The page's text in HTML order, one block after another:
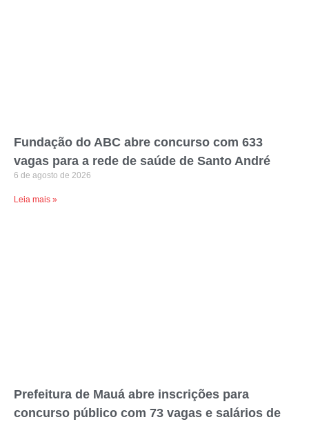
Fundação do ABC abre concurso com 633
vagas para a rede de saúde de Santo André
6 de agosto de 2026
Leia mais »
Prefeitura de Mauá abre inscrições para
concurso público com 73 vagas e salários de